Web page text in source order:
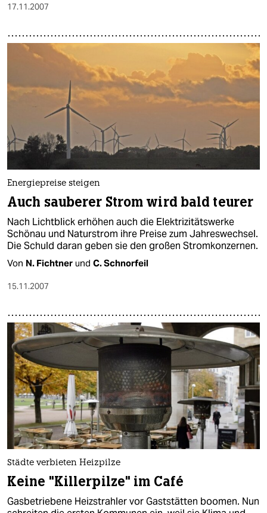
17.11.2007
Energiepreise steigen
Auch sauberer Strom wird bald teurer
Nach Lichtblick erhöhen auch die Elektrizitätswerke
Schönau und Naturstrom ihre Preise zum Jahreswechsel.
Die Schuld daran geben sie den großen Stromkonzernen.
Von N. Fichtner und C. Schnorfeil
15.11.2007
Städte verbieten Heizpilze
Keine "Killerpilze" im Café
Gasbetriebene Heizstrahler vor Gaststätten boomen. Nun